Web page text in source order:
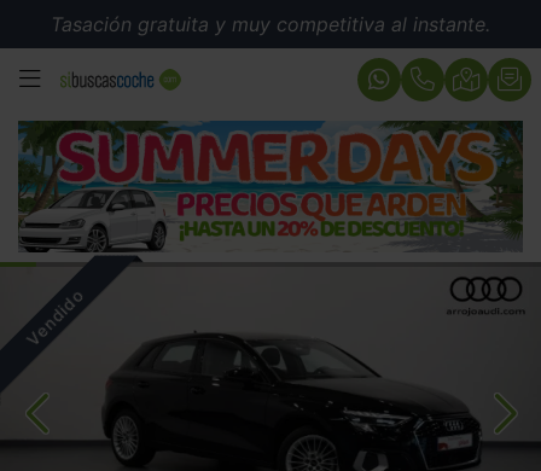
Tasación gratuita y muy competitiva al instante.
MENÚ